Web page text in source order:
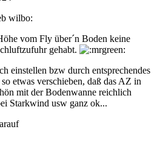
wilbo:
vom Fly über´n Boden keine
gehabt.
einstellen bzw durch entsprechendes
etwas verschieben, daß das AZ in
mit der Bodenwanne reichlich
Starkwind usw ganz ok...